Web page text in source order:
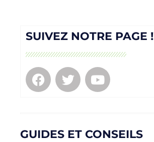
SUIVEZ NOTRE PAGE !
GUIDES ET CONSEILS